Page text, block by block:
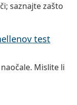
saznajte zašto
test
Mislite li